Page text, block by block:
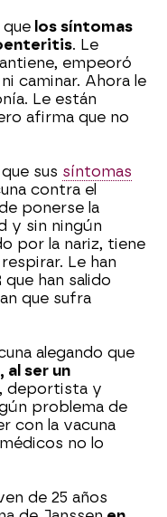
los síntomas
. Le
empeoró
caminar. Ahora le
Le están
afirma que no
sus síntomas
contra el
ponerse la
y sin ningún
por la nariz, tiene
Le han
han salido
que sufra
alegando que
al ser un
deportista y
problema de
con la vacuna
no lo
de 25 años